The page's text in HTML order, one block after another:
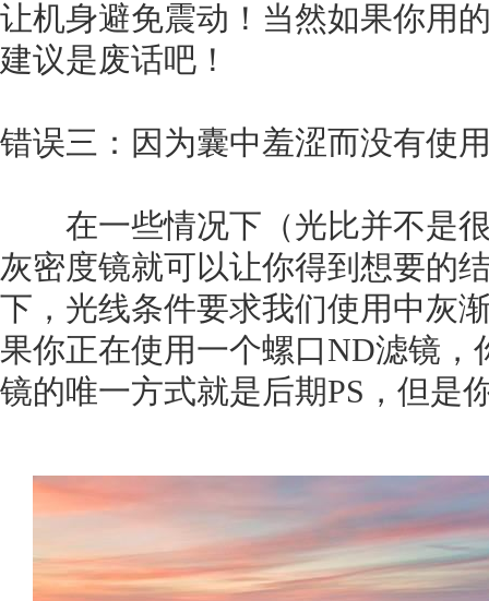
让机身避免震动！当然如果你用
建议是废话吧！
错误三：因为囊中羞涩而没有使
在一些情况下（光比并不是很
灰密度镜就可以让你得到想要的
下，光线条件要求我们使用中灰
果你正在使用一个螺口ND滤镜，
镜的唯一方式就是后期PS，但是